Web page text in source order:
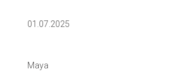
01.07.2025
Maya